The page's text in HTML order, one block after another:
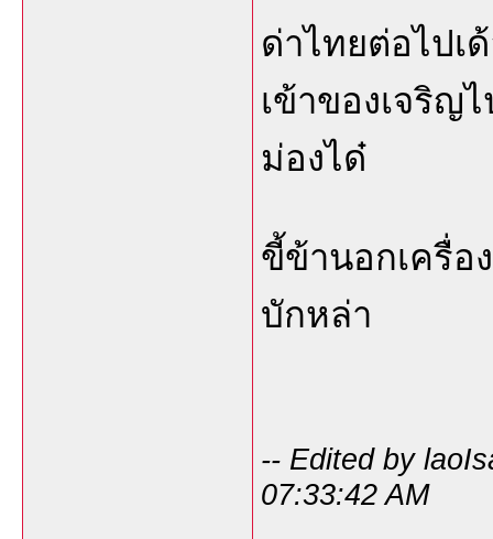
ด่าไทยต่อไปเ
เข้าของเจริญ
ม่องได๋
ขี้ข้านอกเครื่อ
บักหล่า
-- Edited by
07:33:42 AM